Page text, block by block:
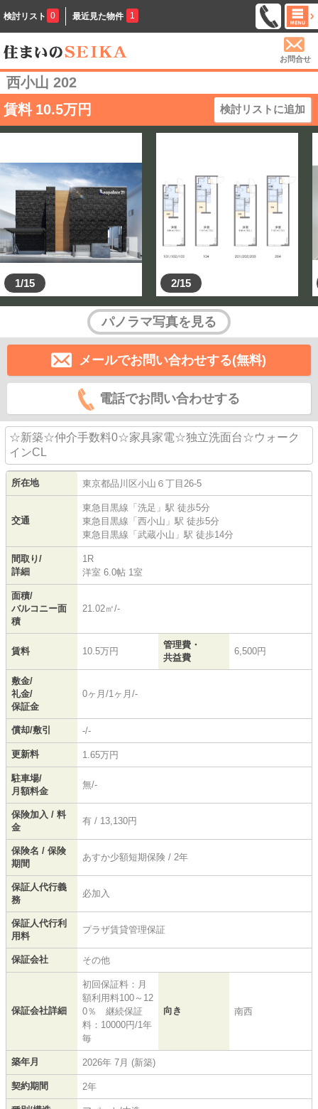
検討リスト 0 最近見た物件 1
お問合せ
西小山 202
賃料 10.5万円 検討リストに追加
1/15 2/15
パノラマ写真を見る
メールでお問い合わせする(無料)
電話でお問い合わせする
☆新築☆仲介手数料0☆家具家電☆独立洗面台☆ウォーク
インCL
所在地 東京都品川区小山 ６丁目26-5
交通
東急目黒線 「 洗足 」駅 徒歩5分
東急目黒線 「 西小山 」駅 徒歩5分
東急目黒線 「 武蔵小山 」駅 徒歩14分
間取り/
詳細
1R
洋室 6.0帖 1室
面積/
バルコニー面
積
21.02㎡/-
賃料 10.5万円
管理費・
共益費
6,500円
敷金/
礼金/
保証金
0ヶ月/1ヶ月/-
償却/敷引 -/-
更新料 1.65万円
駐車場/
月額料金
無/-
保険加入 / 料
金
有 / 13,130円
保険名 / 保険
期間
あすか少額短期保険 / 2年
保証人代行義
務
必加入
保証人代行利
用料
プラザ賃貸管理保証
保証会社 その他
保証会社詳細
初回保証料：月
額利用料100～12
0％ 継続保証
料：10000円/1年
毎
向き 南西
築年月 2026年 7月 (新築)
契約期間 2年